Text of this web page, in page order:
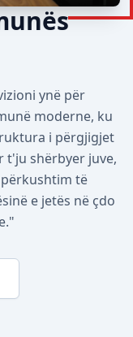
ynë për
moderne, ku
i përgjigjet
t'ju shërbyer juve,
të
e jetës në çdo